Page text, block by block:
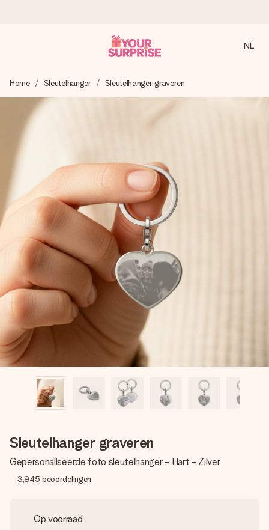
We maken jouw cadeau met zorg en zorgen dat het
razendsnel onderweg is - zodat jij kunt geven op precies
het juiste moment, wanneer het het meeste betekent.
4,8 (gebaseerd op +8.000 reviews)
Onze cadeaus worden gewaardeerd. Klanten beoordelen
ons met een 4,7 op Google Reviews
Gratis wenskaartje
Je maakt in een paar stappen iets unieks – met haar naam,
jullie foto of een boodschap die raakt. Zonder gedoe, maar
met alle aandacht voor het moment.
NL
Home Sleutelhanger Sleutelhanger graveren
Sleutelhanger graveren
Gepersonaliseerde foto sleutelhanger - Hart - Zilver
3,945 beoordelingen
Op voorraad